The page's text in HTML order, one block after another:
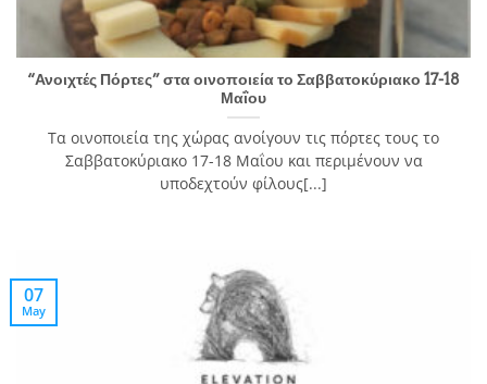
“Ανοιχτές Πόρτες” στα οινοποιεία το Σαββατοκύριακο 17-18
Μαΐου
Τα οινοποιεία της χώρας ανοίγουν τις πόρτες τους το
Σαββατοκύριακο 17-18 Μαΐου και περιμένουν να
υποδεχτούν φίλους[...]
07
May